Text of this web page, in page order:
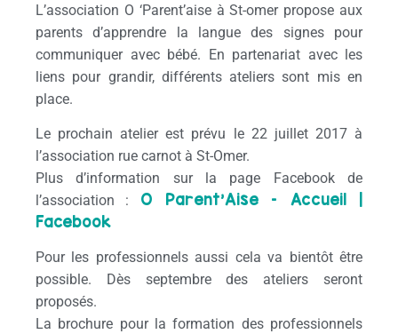
L’association O ‘Parent’aise à St-omer propose aux
parents d’apprendre la langue des signes pour
communiquer avec bébé. En partenariat avec les
liens pour grandir, différents ateliers sont mis en
place.
Le prochain atelier est prévu le 22 juillet 2017 à
l’association rue carnot à St-Omer.
Plus d’information sur la page Facebook de
l’association : O Parent’Aise – Accueil |
Facebook
Pour les professionnels aussi cela va bientôt être
possible. Dès septembre des ateliers seront
proposés.
La brochure pour la formation des professionnels